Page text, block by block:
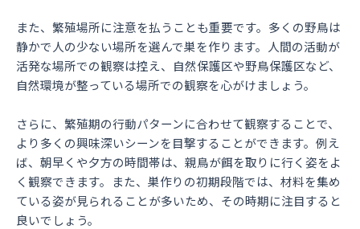
また、繁殖場所に注意を払うことも重要です。多くの野鳥は
静かで人の少ない場所を選んで巣を作ります。人間の活動が
活発な場所での観察は控え、自然保護区や野鳥保護区など、
自然環境が整っている場所での観察を心がけましょう。
さらに、繁殖期の行動パターンに合わせて観察することで、
より多くの興味深いシーンを目撃することができます。例え
ば、朝早くや夕方の時間帯は、親鳥が餌を取りに行く姿をよ
く観察できます。また、巣作りの初期段階では、材料を集め
ている姿が見られることが多いため、その時期に注目すると
良いでしょう。